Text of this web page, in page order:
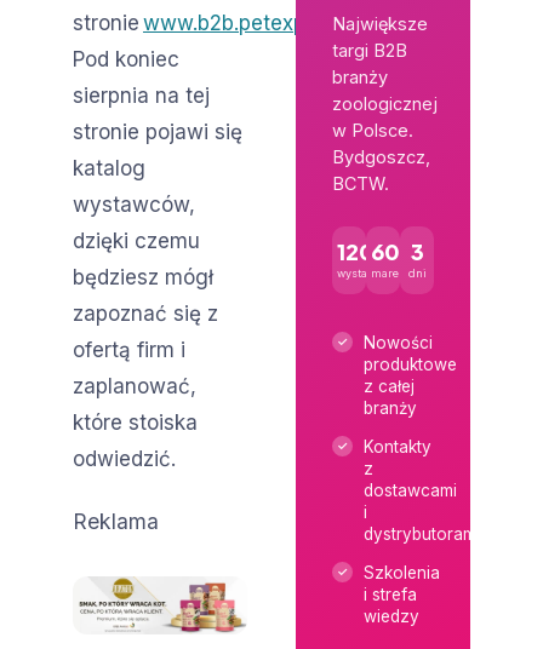
stronie www.b2b.petexpo.pl.
Pod koniec
sierpnia na tej
stronie pojawi się
katalog
wystawców,
dzięki czemu
będziesz mógł
zapoznać się z
ofertą firm i
zaplanować,
które stoiska
odwiedzić.
Reklama
Największe
targi B2B
branży
zoologicznej
w Polsce.
Bydgoszcz,
BCTW.
120+
wystawców
600+
marek
3
dni
Nowości
produktowe
z całej
branży
Kontakty
z
dostawcami
i
dystrybutorami
Szkolenia
i strefa
wiedzy